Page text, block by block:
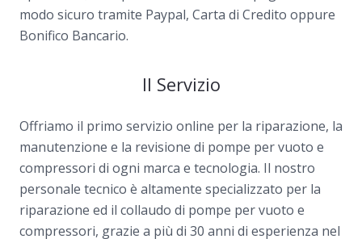
modo sicuro tramite Paypal, Carta di Credito oppure
Bonifico Bancario.
Il Servizio
Offriamo il primo servizio online per la riparazione, la
manutenzione e la revisione di pompe per vuoto e
compressori di ogni marca e tecnologia. Il nostro
personale tecnico è altamente specializzato per la
riparazione ed il collaudo di pompe per vuoto e
compressori, grazie a più di 30 anni di esperienza nel